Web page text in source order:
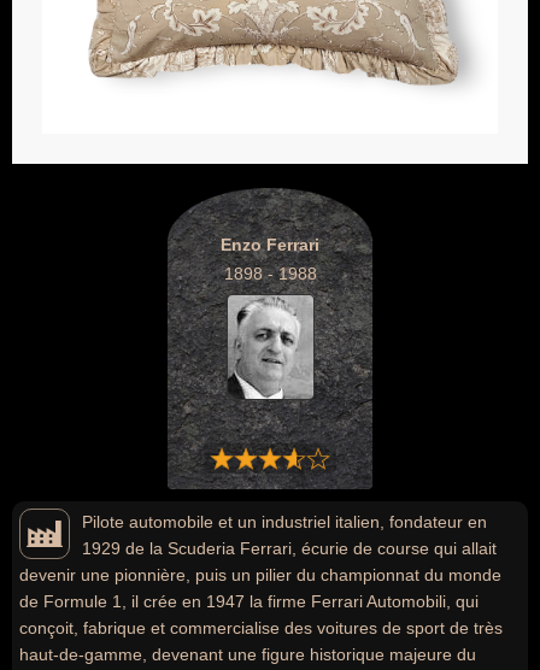
Enzo Ferrari
1898 - 1988
Pilote automobile et un industriel italien, fondateur en
1929 de la Scuderia Ferrari, écurie de course qui allait
devenir une pionnière, puis un pilier du championnat du monde
de Formule 1, il crée en 1947 la firme Ferrari Automobili, qui
conçoit, fabrique et commercialise des voitures de sport de très
haut-de-gamme, devenant une figure historique majeure du